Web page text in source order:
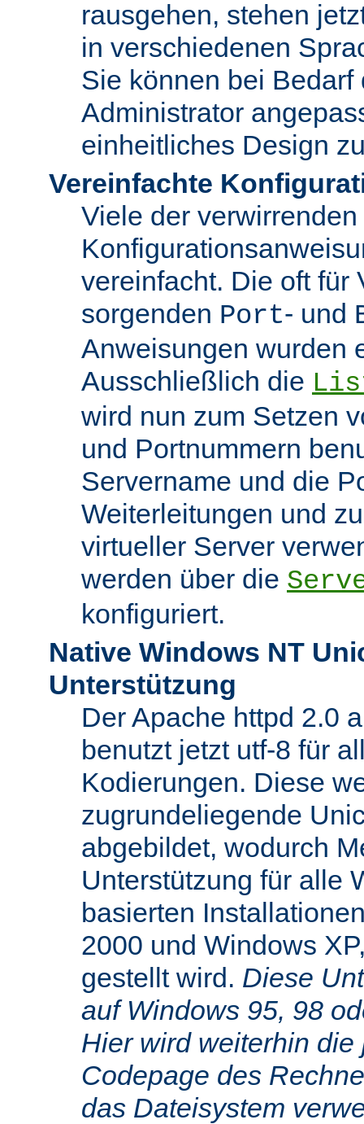
rausgehen, stehen
in verschiedenen
Sie können bei Bedarf
Administrator
einheitliches Design
Vereinfachte
Viele der verwirrenden
vereinfacht. Die oft für
sorgenden Port- und
Anweisungen wurden
Ausschließlich die
wird nun zum Setzen
und Portnummern
Servername und die
Weiterleitungen und
virtueller Server
werden über die
konfiguriert.
Native Windows NT
Unterstützung
Der Apache httpd 2.0
benutzt jetzt utf-8 für
Kodierungen. Diese
zugrundeliegende
abgebildet, wodurch
Unterstützung für alle
basierten
2000 und Windows
gestellt wird. Diese
auf Windows 95, 98
Hier wird weiterhin
Codepage des
das Dateisystem